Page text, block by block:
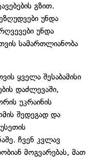
გზით.
უნდა
უნდა
სამართლიანობა
ყველა შესაბამისი
დაძლევაში,
უკრაინის
შედეგად და
ჩვენ კვლავ
მოგვარებას, მათ